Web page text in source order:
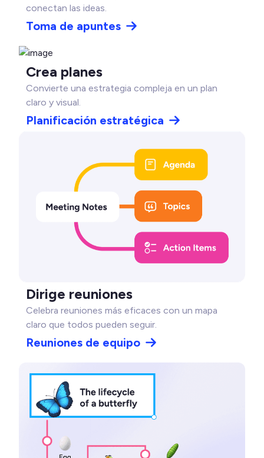
conectan las ideas.
Toma de apuntes
Crea planes
Convierte una estrategia compleja en un plan
claro y visual.
Planificación estratégica
Dirige reuniones
Celebra reuniones más eficaces con un mapa
claro que todos pueden seguir.
Reuniones de equipo